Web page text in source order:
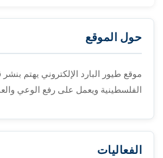
حول الموقع
موقع طيور البارد الإلكتروني يهتم
الفلسطينية ويعمل على رفع الوعي
الفعاليات